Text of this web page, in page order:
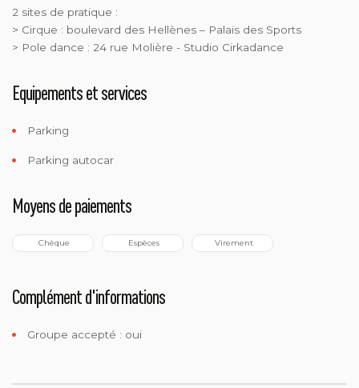
2 sites de pratique :
> Cirque : boulevard des Hellènes – Palais des Sports
> Pole dance : 24 rue Molière - Studio Cirkadance
Equipements et services
Parking
Parking autocar
Moyens de paiements
Chèque Espèces Virement
Complément d'informations
Groupe accepté : oui